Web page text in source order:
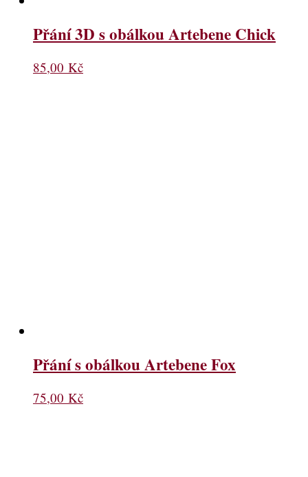
Přání 3D s obálkou Artebene Chick
85,00 Kč
Přání s obálkou Artebene Fox
75,00 Kč